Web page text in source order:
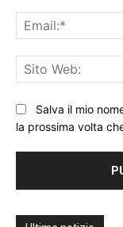
Salva il mio
la prossima volta